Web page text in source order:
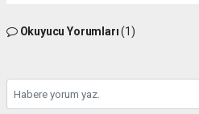
Okuyucu Yorumları(1)